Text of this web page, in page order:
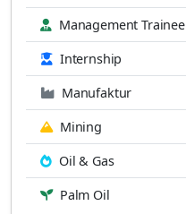
Management Trainee
Internship
Manufaktur
Mining
Oil & Gas
Palm Oil